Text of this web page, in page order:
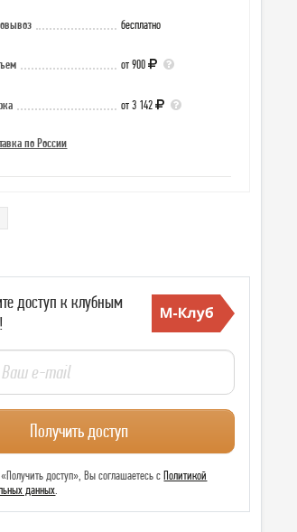
бесплатно
от 900
от 3 142
по России
доступ к клубным
Получить доступ
доступ», Вы соглашаетесь сПолитикой
данных